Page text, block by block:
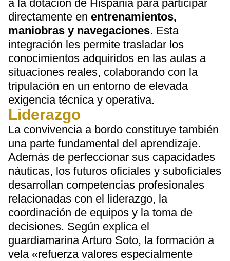
a la dotación de Hispania para participar
directamente en entrenamientos,
maniobras y navegaciones. Esta
integración les permite trasladar los
conocimientos adquiridos en las aulas a
situaciones reales, colaborando con la
tripulación en un entorno de elevada
exigencia técnica y operativa.
Liderazgo
La convivencia a bordo constituye también
una parte fundamental del aprendizaje.
Además de perfeccionar sus capacidades
náuticas, los futuros oficiales y suboficiales
desarrollan competencias profesionales
relacionadas con el liderazgo, la
coordinación de equipos y la toma de
decisiones. Según explica el
guardiamarina Arturo Soto, la formación a
vela «refuerza valores especialmente